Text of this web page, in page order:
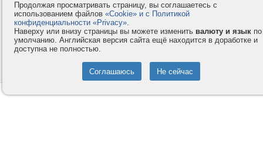
Контакты
Компания
Privacy и Cookie
Услуги
Как оплатить
Помощь
© 2008-2026VMESTE.EU - Все права защищены.
Продолжая просматривать страницу, вы соглашаетесь с
использованием файлов «Cookie» и с Политикой
конфиденциальности «Privacy».
Наверху или внизу страницы вы можете изменить валюту и язык по
умолчанию. Английская версия сайта ещё находится в доработке и
доступна не полностью.